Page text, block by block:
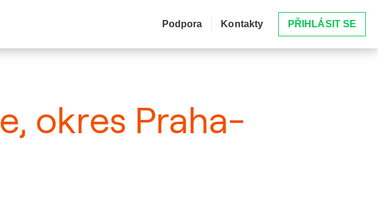
Podpora Kontakty PŘIHLÁSIT SE
okres Praha-